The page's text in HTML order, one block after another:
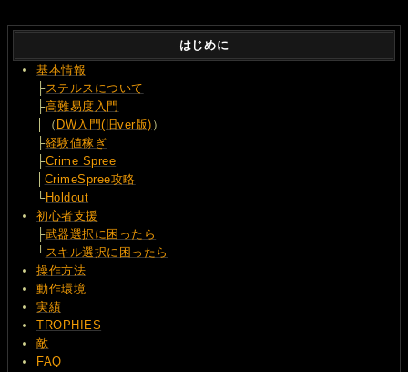
はじめに
基本情報
├ステルスについて
├高難易度入門
│（ DW入門(旧ver版) ）
├経験値稼ぎ
├Crime Spree
CrimeSpree攻略
└Holdout
初心者支援
├武器選択に困ったら
└スキル選択に困ったら
操作方法
動作環境
実績
TROPHIES
敵
FAQ